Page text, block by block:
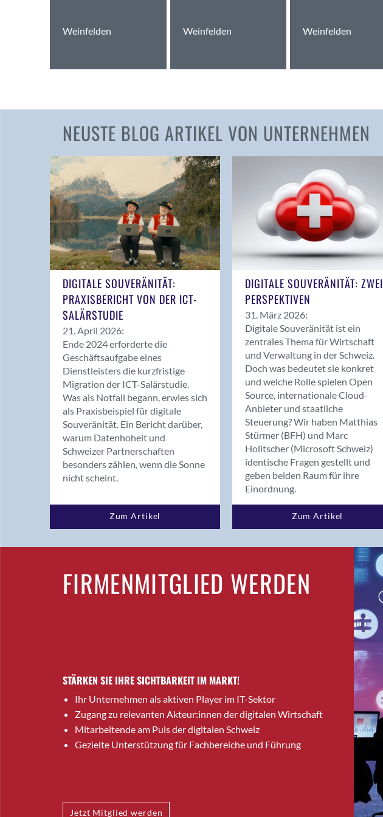
Weinfelden Weinfelden Weinfelden
NEUSTE BLOG ARTIKEL VON UNTERNEHMEN
DIGITALE SOUVERÄNITÄT:
PRAXISBERICHT VON DER ICT-
SALÄRSTUDIE
21. April 2026:
Ende 2024 erforderte die
Geschäftsaufgabe eines
Dienstleisters die kurzfristige
Migration der ICT-Salärstudie.
Was als Notfall begann, erwies sich
als Praxisbeispiel für digitale
Souveränität. Ein Bericht darüber,
warum Datenhoheit und
Schweizer Partnerschaften
besonders zählen, wenn die Sonne
nicht scheint.
Zum Artikel
DIGITALE SOUVERÄNITÄT: ZWEI
PERSPEKTIVEN
31. März 2026:
Digitale Souveränität ist ein
zentrales Thema für Wirtschaft
und Verwaltung in der Schweiz.
Doch was bedeutet sie konkret
und welche Rolle spielen Open
Source, internationale Cloud-
Anbieter und staatliche
Steuerung? Wir haben Matthias
Stürmer (BFH) und Marc
Holitscher (Microsoft Schweiz)
identische Fragen gestellt und
geben beiden Raum für ihre
Einordnung.
Zum Artikel
FIRMENMITGLIED WERDEN
STÄRKEN SIE IHRE SICHTBARKEIT IM MARKT!
Ihr Unternehmen als aktiven Player im IT-Sektor
Zugang zu relevanten Akteur:innen der digitalen Wirtschaft
Mitarbeitende am Puls der digitalen Schweiz
Gezielte Unterstützung für Fachbereiche und Führung
Jetzt Mitglied werden